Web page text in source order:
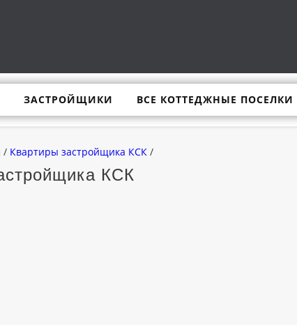
ЗАСТРОЙЩИКИ ВСЕ КОТТЕДЖНЫЕ ПОСЕЛКИ
/ Квартиры застройщика КСК /
КСК